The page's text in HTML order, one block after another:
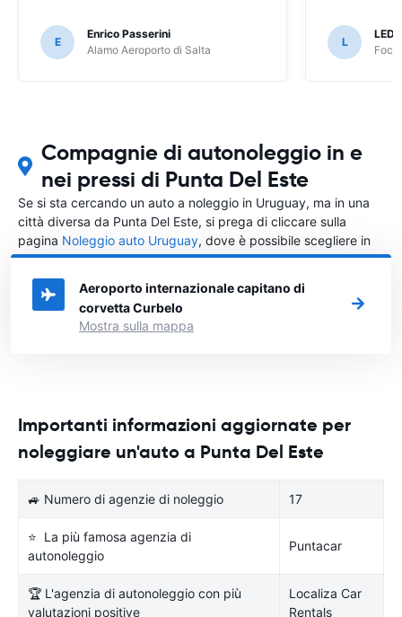
E
Enrico Passerini
Alamo Aeroporto di Salta
L
LEDA
Compagnie di autonoleggio in e
nei pressi di Punta Del Este
Se si sta cercando un auto a noleggio in Uruguay, ma in una
città diversa da Punta Del Este, si prega di cliccare sulla
pagina Noleggio auto Uruguay, dove è possibile scegliere in
quale città in Uruguay si vuole noleggiare l'auto.
Aeroporto internazionale capitano di
corvetta Curbelo
Mostra sulla mappa
Importanti informazioni aggiornate per
noleggiare un'auto a Punta Del Este
🚙 Numero di agenzie di noleggio 17
⭐ La più famosa agenzia di
autonoleggio
Puntacar
🏆 L'agenzia di autonoleggio con più
valutazioni positive
Localiza Car
Rentals